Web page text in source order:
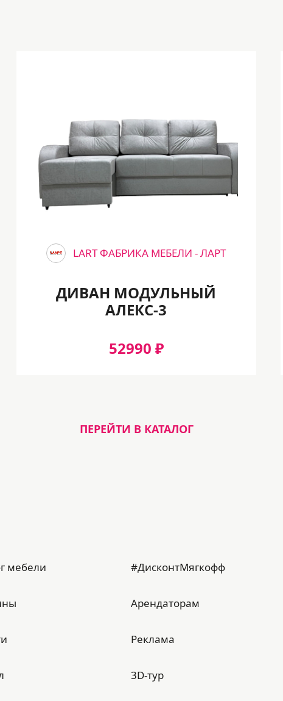
LART ФАБРИКА МЕБЕЛИ - ЛАРТ
ДИВАН МОДУЛЬНЫЙ
АЛЕКС-3
52990 ₽
ПЕРЕЙТИ В КАТАЛОГ
мебели #ДисконтМягкофф
Арендаторам
Реклама
3D-тур